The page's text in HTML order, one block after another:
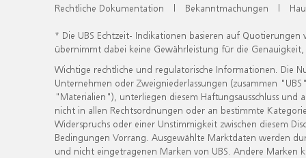
Rechtliche Dokumentation | Bekanntmachungen |
* Die UBS Echtzeit- Indikationen basieren auf
übernimmt dabei keine Gewährleistung für die
Wichtige rechtliche und regulatorische Informationen. Die
Unternehmen oder Zweigniederlassungen (zusammen
"Materialien"), unterliegen diesem Haftungsausschluss
nicht in allen Rechtsordnungen oder an bestimmte
Widerspruchs oder einer Unstimmigkeit zwischen diesem
Bedingungen Vorrang. Ausgewählte Marktdaten werden
und nicht eingetragenen Marken von UBS. Andere Marken